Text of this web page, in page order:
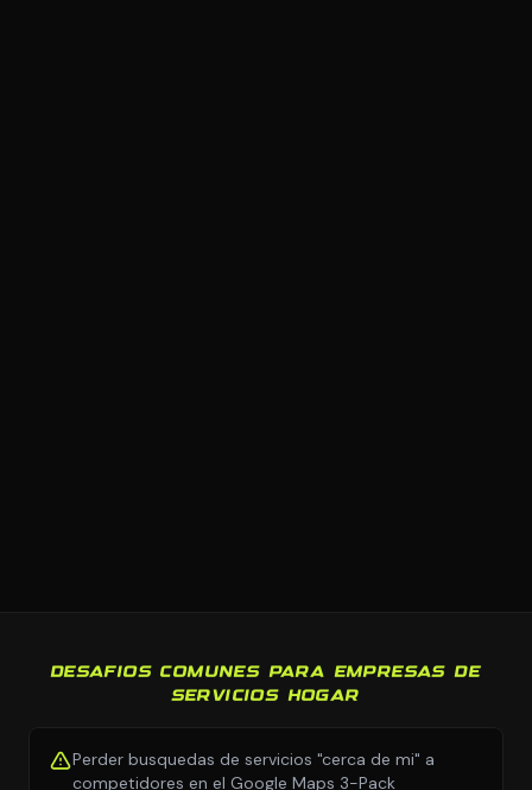
DESAFIOS COMUNES PARA EMPRESAS DE
SERVICIOS HOGAR
Perder busquedas de servicios "cerca de mi" a
competidores en el Google Maps 3-Pack